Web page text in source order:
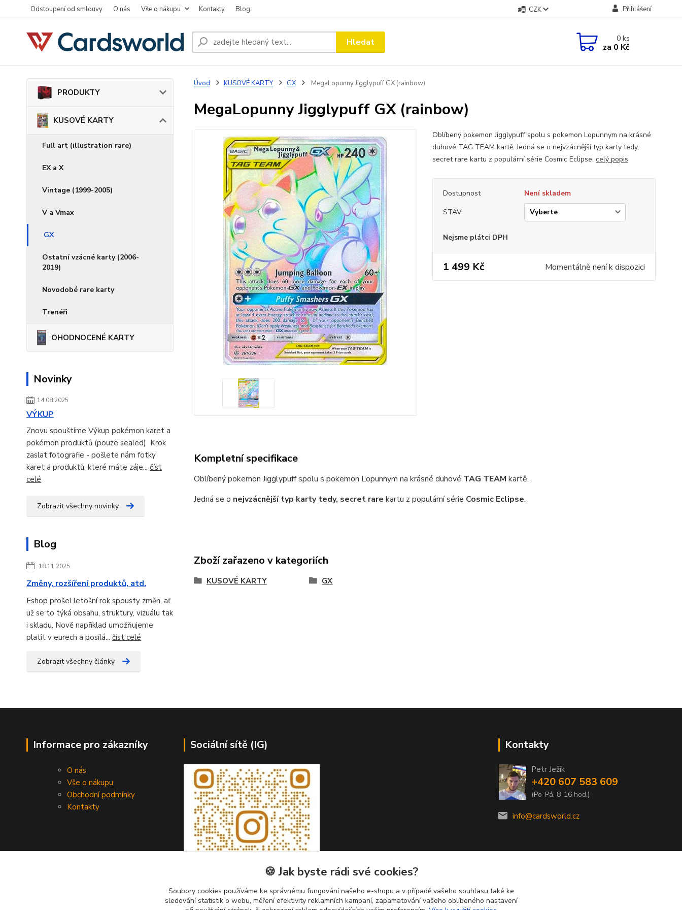
Odstoupení od smlouvy O nás Vše o nákupu Kontakty Blog CZK Přihlášení
Hledat 0ks
za 0 Kč
PRODUKTY
KUSOVÉ KARTY
Full art (illustration rare)
EX a X
Vintage (1999-2005)
V a Vmax
GX
Ostatní vzácné karty (2006-
2019)
Novodobé rare karty
Trenéři
OHODNOCENÉ KARTY
Novinky
14.08.2025
VÝKUP
Znovu spouštíme Výkup pokémon karet a
pokémon produktů (pouze sealed) Krok
zaslat fotografie - pošlete nám fotky
karet a produktů, které máte záje... číst
celé
Zobrazit všechny novinky
Blog
18.11.2025
Změny, rozšíření produktů, atd.
Eshop prošel letošní rok spousty změn, ať
už se to týká obsahu, struktury, vizuálu tak
i skladu. Nově například umožňujeme
platit v eurech a posílá... číst celé
Zobrazit všechny články
Úvod KUSOVÉ KARTY GX MegaLopunny Jigglypuff GX (rainbow)
MegaLopunny Jigglypuff GX (rainbow)
Oblíbený pokemon Jigglypuff spolu s pokemon Lopunnym na krásné
duhové TAG TEAM kartě. Jedná se o nejvzácnější typ karty tedy,
secret rare kartu z populární série Cosmic Eclipse. celý popis
Dostupnost
Není skladem
STAV
Nejsme plátci DPH
1 499 Kč Momentálně není k dispozici
Kompletní specifikace
Oblíbený pokemon Jigglypuff spolu s pokemon Lopunnym na krásné duhové TAG TEAM kartě.
Jedná se o nejvzácnější typ karty tedy, secret rare kartu z populární série Cosmic Eclipse.
Zboží zařazeno v kategoriích
KUSOVÉ KARTY GX
Informace pro zákazníky
O nás
Vše o nákupu
Obchodní podmínky
Kontakty
Sociální sítě (IG) Kontakty
Petr Ježík
+420 607 583 609
(Po-Pá, 8-16 hod.)
info@cardsworld.cz
🍪 Jak byste rádi své cookies?
Soubory cookies používáme ke správnému fungování našeho e-shopu a v případě vašeho souhlasu také ke
sledování statistik o webu, měření efektivity reklamních kampaní, zapamatování vašeho oblíbeného nastavení